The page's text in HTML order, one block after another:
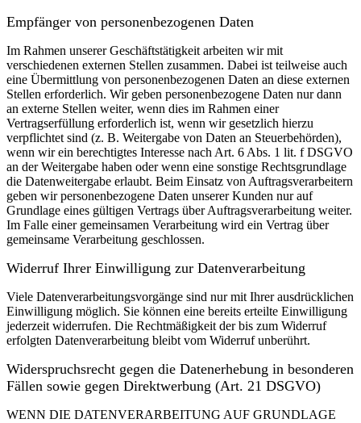
Empfänger von personenbezogenen Daten
Im Rahmen unserer Geschäftstätigkeit arbeiten wir mit
verschiedenen externen Stellen zusammen. Dabei ist teilweise auch
eine Übermittlung von personenbezogenen Daten an diese externen
Stellen erforderlich. Wir geben personenbezogene Daten nur dann
an externe Stellen weiter, wenn dies im Rahmen einer
Vertragserfüllung erforderlich ist, wenn wir gesetzlich hierzu
verpflichtet sind (z. B. Weitergabe von Daten an Steuerbehörden),
wenn wir ein berechtigtes Interesse nach Art. 6 Abs. 1 lit. f DSGVO
an der Weitergabe haben oder wenn eine sonstige Rechtsgrundlage
die Datenweitergabe erlaubt. Beim Einsatz von Auftragsverarbeitern
geben wir personenbezogene Daten unserer Kunden nur auf
Grundlage eines gültigen Vertrags über Auftragsverarbeitung weiter.
Im Falle einer gemeinsamen Verarbeitung wird ein Vertrag über
gemeinsame Verarbeitung geschlossen.
Widerruf Ihrer Einwilligung zur Datenverarbeitung
Viele Datenverarbeitungsvorgänge sind nur mit Ihrer ausdrücklichen
Einwilligung möglich. Sie können eine bereits erteilte Einwilligung
jederzeit widerrufen. Die Rechtmäßigkeit der bis zum Widerruf
erfolgten Datenverarbeitung bleibt vom Widerruf unberührt.
Widerspruchsrecht gegen die Datenerhebung in besonderen
Fällen sowie gegen Direktwerbung (Art. 21 DSGVO)
WENN DIE DATENVERARBEITUNG AUF GRUNDLAGE